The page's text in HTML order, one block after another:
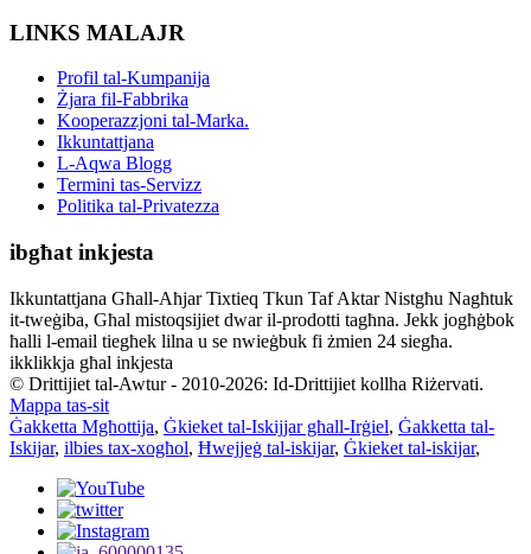
LINKS MALAJR
Profil tal-Kumpanija
Żjara fil-Fabbrika
Kooperazzjoni tal-Marka.
Ikkuntattjana
L-Aqwa Blogg
Termini tas-Servizz
Politika tal-Privatezza
ibgħat inkjesta
Ikkuntattjana Għall-Aħjar Tixtieq Tkun Taf Aktar Nistgħu Nagħtuk
it-tweġiba, Għal mistoqsijiet dwar il-prodotti tagħna. Jekk jogħġbok
ħalli l-email tiegħek lilna u se nwieġbuk fi żmien 24 siegħa.
ikklikkja għal inkjesta
© Drittijiet tal-Awtur - 2010-2026: Id-Drittijiet kollha Riżervati.
Mappa tas-sit
Ġakketta Mgħottija, Ġkieket tal-Iskijjar għall-Irġiel, Ġakketta tal-
Iskijar, ilbies tax-xogħol, Ħwejjeġ tal-iskijar, Ġkieket tal-iskijar,